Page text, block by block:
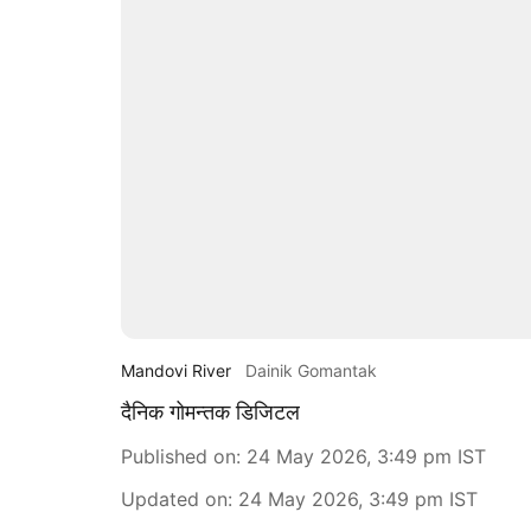
Mandovi River Dainik Gomantak
दैनिक गोमन्तक डिजिटल
Published on: 24 May 2026, 3:49 pm IST
Updated on: 24 May 2026, 3:49 pm IST